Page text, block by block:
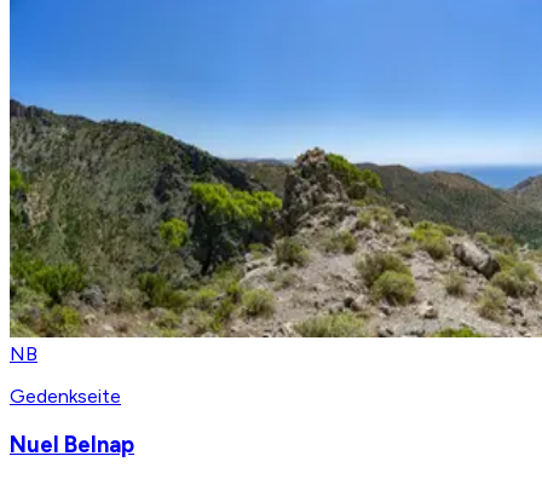
NB
Gedenkseite
Nuel Belnap